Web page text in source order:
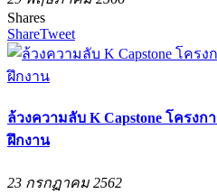
Shares
ShareTweet
ล้วงความลับ K Capstone โครง
ฝึกงาน
23 กรกฏาคม 2562